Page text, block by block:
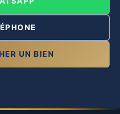
UN BIEN